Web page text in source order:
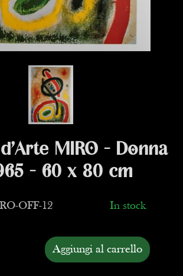
MIRO - Donna
- 60 x 80 cm
OFF-12 In stock
Aggiungi al carrello